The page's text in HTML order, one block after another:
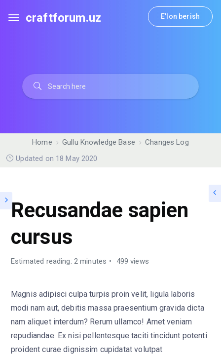
craftforum.uz E'lon berish
Home Gullu Knowledge Base
Changes Log
Updated on 18 May 2020
Recusandae sapien
cursus
Estimated reading: 2 minutes 499 views
Magnis adipisci culpa turpis proin velit, ligula laboris
modi nam aut, debitis massa praesentium gravida dicta
nam aliquet interdum? Rerum ullamco! Amet veniam
repudiandae. Ex nisi pellentesque taciti tincidunt potenti
proident curae dignissim cupidatat volutpat